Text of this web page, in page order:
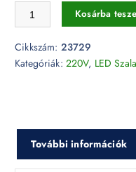
10W LED szalag 2835
Kosárba
Cikkszám: 23729
Kategóriák: 220V, LED
További információk